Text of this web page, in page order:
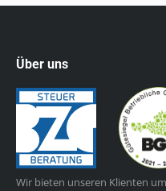
Über uns
Wir bieten unseren Klienten